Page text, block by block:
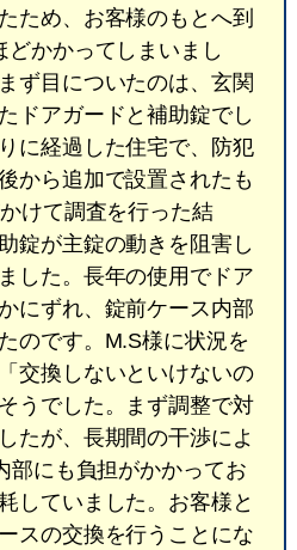
ため、お客様のもとへ到
かかってしまいまし
ず目についたのは、玄関
ドアガードと補助錠でし
に経過した住宅で、防犯
から追加で設置されたも
けて調査を行った結
錠が主錠の動きを阻害し
した。長年の使用でドア
にずれ、錠前ケース内部
のです。M.S様に状況を
交換しないといけないの
うでした。まず調整で対
たが、長期間の干渉によ
部にも負担がかかってお
していました。お客様と
スの交換を行うことにな